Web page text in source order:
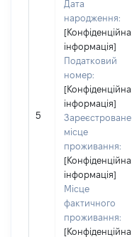
5
Дата
народження:
[Конфіденційна
інформація]
Податковий
номер:
[Конфіденційна
інформація]
Зареєстроване
місце
проживання:
[Конфіденційна
інформація]
Місце
фактичного
проживання:
[Конфіденційна